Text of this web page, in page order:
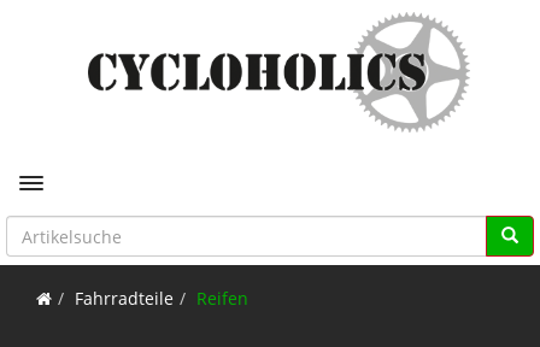
Toggle navigation
Fahrradteile Reifen